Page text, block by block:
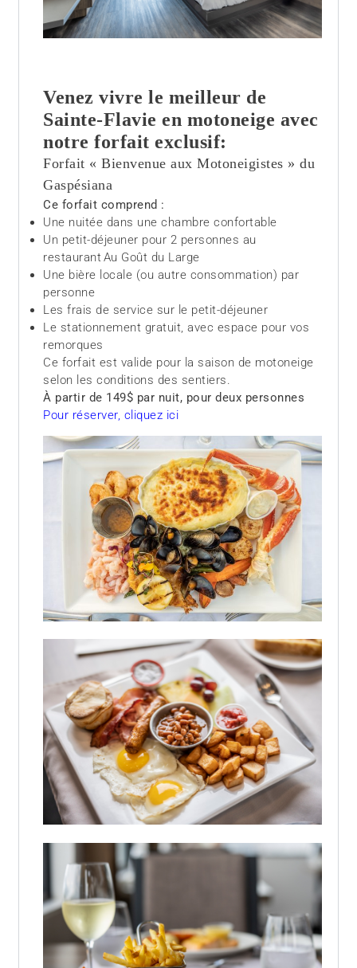
Venez vivre le meilleur de
Sainte-Flavie en motoneige avec
notre forfait exclusif:
Forfait « Bienvenue aux Motoneigistes » du
Gaspésiana
Ce forfait comprend :
Une nuitée dans une chambre confortable
Un petit-déjeuner pour 2 personnes au
restaurant Au Goût du Large
Une bière locale (ou autre consommation) par
personne
Les frais de service sur le petit-déjeuner
Le stationnement gratuit, avec espace pour vos
remorques
Ce forfait est valide pour la saison de motoneige
selon les conditions des sentiers.
À partir de 149$ par nuit, pour deux personnes
Pour réserver, cliquez ici